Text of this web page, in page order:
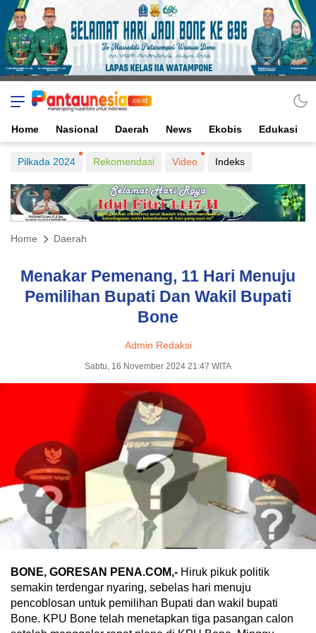
Home Nasional Daerah News Ekobis Edukasi
Pilkada 2024 Rekomendasi Video Indeks
Home Daerah
Menakar Pemenang, 11 Hari Menuju
Pemilihan Bupati Dan Wakil Bupati
Bone
Admin Redaksi
Sabtu, 16 November 2024 21:47 WITA
BONE, GORESAN PENA.COM,- Hiruk pikuk politik
semakin terdengar nyaring, sebelas hari menuju
pencoblosan untuk pemilihan Bupati dan wakil bupati
Bone. KPU Bone telah menetapkan tiga pasangan calon